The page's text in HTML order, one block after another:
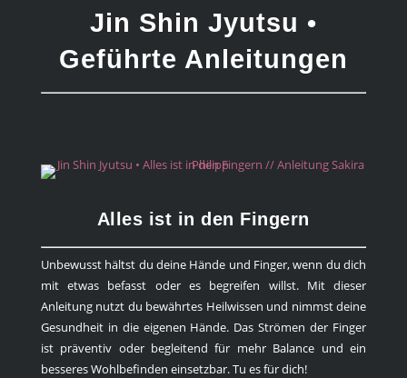
Jin Shin Jyutsu •
Geführte Anleitungen
Alles ist in den Fingern
Unbewusst hältst du deine Hände und Finger, wenn du dich
mit etwas befasst oder es begreifen willst. Mit dieser
Anleitung nutzt du bewährtes Heilwissen und nimmst deine
Gesundheit in die eigenen Hände. Das Strömen der Finger
ist präventiv oder begleitend für mehr Balance und ein
besseres Wohlbefinden einsetzbar. Tu es für dich!